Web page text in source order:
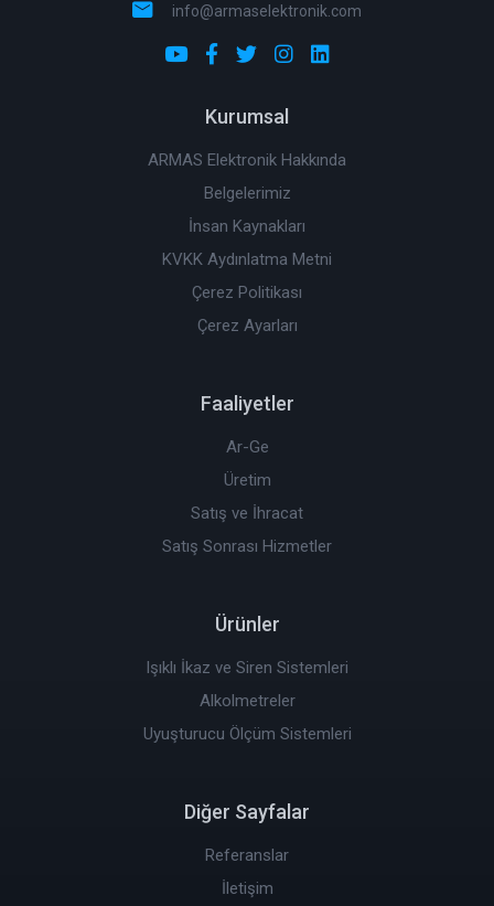
info@armaselektronik.com
Kurumsal
ARMAS Elektronik Hakkında
Belgelerimiz
İnsan Kaynakları
KVKK Aydınlatma Metni
Çerez Politikası
Çerez Ayarları
Faaliyetler
Ar-Ge
Üretim
Satış ve İhracat
Satış Sonrası Hizmetler
Ürünler
Işıklı İkaz ve Siren Sistemleri
Alkolmetreler
Uyuşturucu Ölçüm Sistemleri
Diğer Sayfalar
Referanslar
İletişim